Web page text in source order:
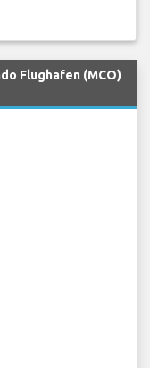
Flughafen (MCO)